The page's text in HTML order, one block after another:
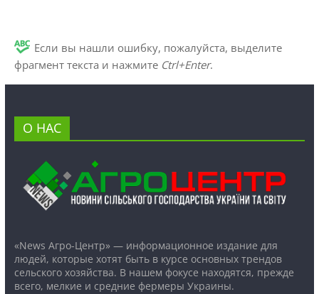
Если вы нашли ошибку, пожалуйста, выделите
фрагмент текста и нажмите Ctrl+Enter.
О НАС
«News Агро-Центр» — информационное издание для
людей, которые хотят быть в курсе основных трендов
сельского хозяйства. В нашем фокусе находятся, прежде
всего, мелкие и средние фермеры Украины.